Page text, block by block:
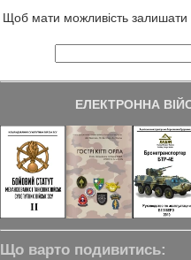
Щоб мати можливість залишати
ЕЛЕКТРОННА
Що варто подивитись: